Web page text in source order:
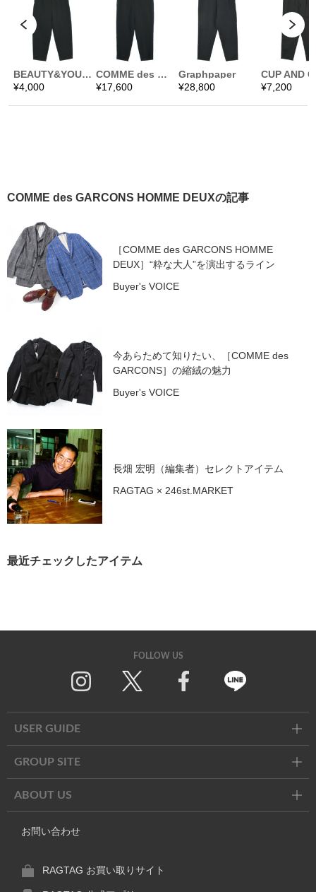
COMME des GARCONS HOMME DEUXの記事
［COMME des GARCONS HOMME
DEUX］“粋な大人”を演出するライン
Buyer's VOICE
今あらためて知りたい、［COMME des
GARCONS］の縮絨の魅力
Buyer's VOICE
長畑 宏明（編集者）セレクトアイテム
RAGTAG × 246st.MARKET
最近チェックしたアイテム
FOLLOW US
USER GUIDE
GROUP SITE
ABOUT US
お問い合わせ
RAGTAG お買い取りサイト